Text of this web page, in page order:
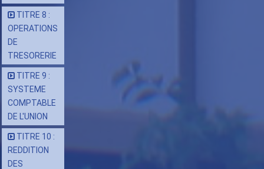
TITRE 8 :
OPERATIONS
DE
TRESORERIE
TITRE 9 :
SYSTEME
COMPTABLE
DE L'UNION
TITRE 10 :
REDDITION
DES